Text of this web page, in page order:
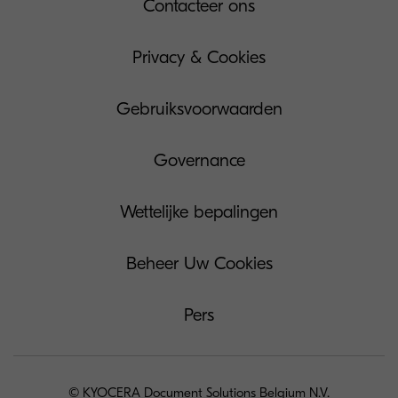
Contacteer ons
Privacy & Cookies
Gebruiksvoorwaarden
Governance
Wettelijke bepalingen
Beheer Uw Cookies
Pers
© KYOCERA Document Solutions Belgium N.V.